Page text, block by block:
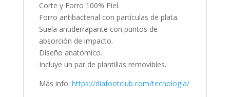
Corte y Forro 100% Piel.
Forro antibacterial con partículas de plata.
Suela antiderrapante con puntos de
absorción de impacto.
Diseño anatómico.
Incluye un par de plantillas removibles.
Más info: https://diafootclub.com/tecnologia/